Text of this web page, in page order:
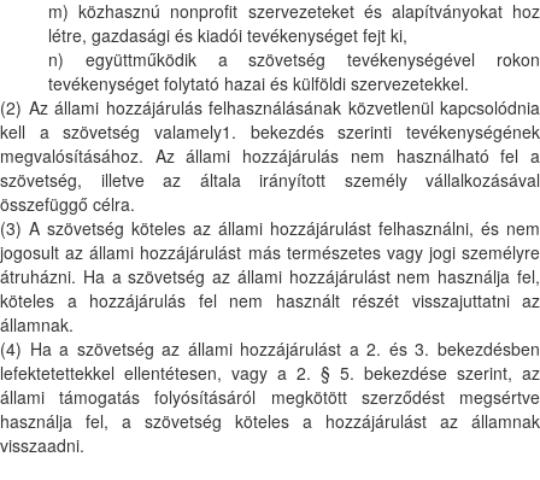
m) közhasznú nonprofit szervezeteket és alapítványokat hoz
létre, gazdasági és kiadói tevékenységet fejt ki,
n) együttműködik a szövetség tevékenységével rokon
tevékenységet folytató hazai és külföldi szervezetekkel.
(2) Az állami hozzájárulás felhasználásának közvetlenül kapcsolódnia
kell a szövetség valamely1. bekezdés szerinti tevékenységének
megvalósításához. Az állami hozzájárulás nem használható fel a
szövetség, illetve az általa irányított személy vállalkozásával
összefüggő célra.
(3) A szövetség köteles az állami hozzájárulást felhasználni, és nem
jogosult az állami hozzájárulást más természetes vagy jogi személyre
átruházni. Ha a szövetség az állami hozzájárulást nem használja fel,
köteles a hozzájárulás fel nem használt részét visszajuttatni az
államnak.
(4) Ha a szövetség az állami hozzájárulást a 2. és 3. bekezdésben
lefektetettekkel ellentétesen, vagy a 2. § 5. bekezdése szerint, az
állami támogatás folyósításáról megkötött szerződést megsértve
használja fel, a szövetség köteles a hozzájárulást az államnak
visszaadni.